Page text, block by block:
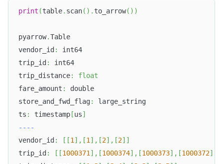
print (table. scan( ) . to_arrow( ) )
pyarrow.Table
vendor_id :
int64
trip_id :
int64
trip_distance:
float
fare_amount :
double
store_and_fwd_flag:
large_string
ts : timestamp [us]
- - - -
vendor_id : [ [1] , [1] , [2] , [2] ]
trip_id : [ [1000371] , [1000374] , [1000373] , [1000372]